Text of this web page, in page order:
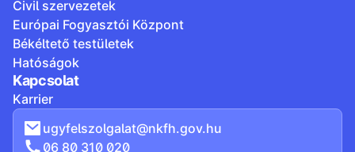
Civil szervezetek
Európai Fogyasztói Központ
Békéltető testületek
Hatóságok
Kapcsolat
Karrier
ugyfelszolgalat@nkfh.gov.hu
06 80 310 020